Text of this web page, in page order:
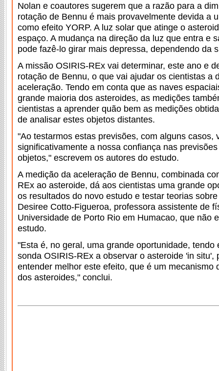
Nolan e coautores sugerem que a razão para a
rotação de Bennu é mais provavelmente devida a
como efeito YORP. A luz solar que atinge o
espaço. A mudança na direção da luz que entra e
pode fazê-lo girar mais depressa, dependendo da
A missão OSIRIS-REx vai determinar, este ano e
rotação de Bennu, o que vai ajudar os cientistas a
aceleração. Tendo em conta que as naves
grande maioria dos asteroides, as medições
cientistas a aprender quão bem as medições
de analisar estes objetos distantes.
"Ao testarmos estas previsões, com alguns casos,
significativamente a nossa confiança nas
objetos," escrevem os autores do estudo.
A medição da aceleração de Bennu, combinada
REx ao asteroide, dá aos cientistas uma grande
os resultados do novo estudo e testar teorias
Desiree Cotto-Figueroa, professora assistente de
Universidade de Porto Rio em Humacao, que não
estudo.
"Esta é, no geral, uma grande oportunidade, tendo
sonda OSIRIS-REx a observar o asteroide 'in situ',
entender melhor este efeito, que é um mecanismo
dos asteroides," conclui.